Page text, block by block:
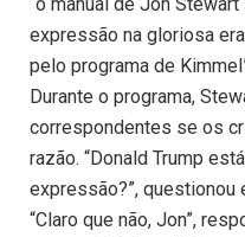
expressão na gloriosa
pelo programa de
Durante o programa,
correspondentes se os
razão. “Donald Trump
expressão?”, questionou
“Claro que não, Jon”,